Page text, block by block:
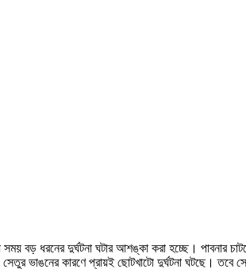
সময় বড় ধরনের দুর্ঘটনা ঘটার আশঙ্কা করা হচ্ছে।
ভাঙনের কারণে প্রায়ই ছোটখাটো দুর্ঘটনা ঘটছে।